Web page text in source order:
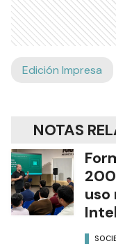
Edición Impresa
NOTAS
uso